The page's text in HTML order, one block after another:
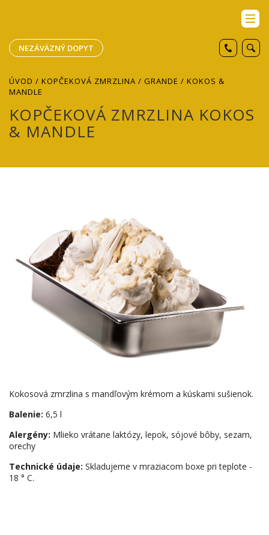
NEZÁVÄZNÝ DOPYT
ÚVOD / KOPČEKOVÁ ZMRZLINA / GRANDE / KOKOS &
MANDLE
KOPČEKOVÁ ZMRZLINA KOKOS
& MANDLE
Kokosová zmrzlina s mandľovým krémom a kúskami sušienok.
Balenie: 6,5 l
Alergény: Mlieko vrátane laktózy, lepok, sójové bôby, sezam,
orechy
Technické údaje: Skladujeme v mraziacom boxe pri teplote -
18 ° C.